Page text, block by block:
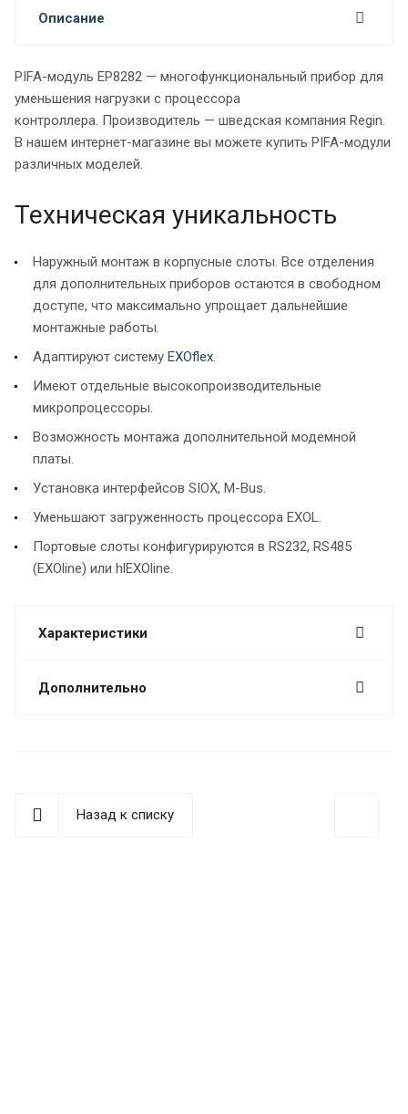
Описание
PIFA-модуль EP8282 — многофункциональный прибор для
уменьшения нагрузки с процессора
контроллера. Производитель — шведская компания Regin.
В нашем интернет-магазине вы можете купить PIFA-модули
различных моделей.
Техническая уникальность
Наружный монтаж в корпусные слоты. Все отделения
для дополнительных приборов остаются в свободном
доступе, что максимально упрощает дальнейшие
монтажные работы.
Адаптируют систему EXOflex.
Имеют отдельные высокопроизводительные
микропроцессоры.
Возможность монтажа дополнительной модемной
платы.
Установка интерфейсов SIOX, M-Bus.
Уменьшают загруженность процессора EXOL.
Портовые слоты конфигурируются в RS232, RS485
(EXOline) или hlEXOline.
Характеристики
Дополнительно
Назад к списку